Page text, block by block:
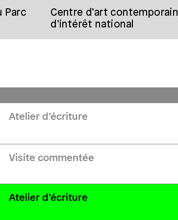
Parc
Centre d’art contemporain
d’intérêt national
Atelier d’écriture
Visite commentée
Atelier d’écriture